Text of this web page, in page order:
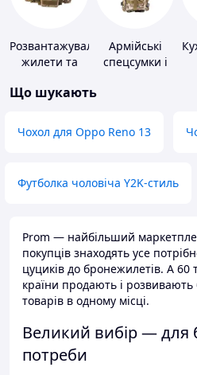
Розвантажувальні
жилети та
без плит
Армійські
спецсумки і
Що шукають
Чохол для Oppo Reno 13
Футболка чоловіча Y2K-стиль
Prom — найбільший
покупців знаходять усе
цуциків до бронежилетів. А 60
країни продають і
товарів в одному місці.
Великий вибір — для
потреби